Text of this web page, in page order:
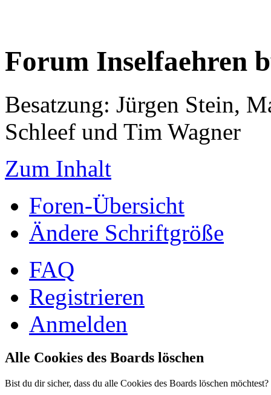
Forum Inselfaehren
Besatzung: Jürgen Stein,
Schleef und Tim Wagner
Zum Inhalt
Foren-Übersicht
Ändere Schriftgröße
FAQ
Registrieren
Anmelden
Alle Cookies des Boards löschen
Bist du dir sicher, dass du alle Cookies des Boards löschen möchtest?